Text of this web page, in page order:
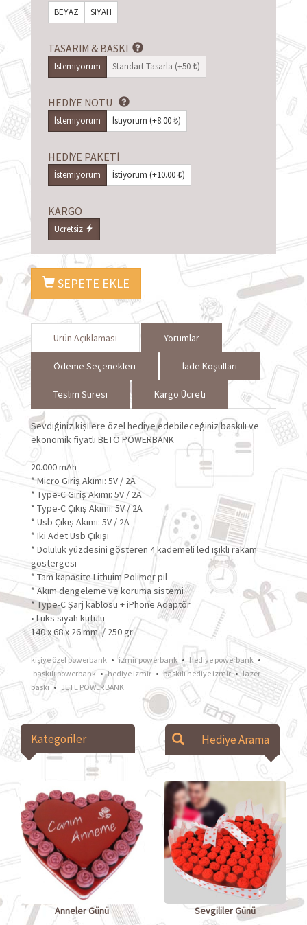
BEYAZ SİYAH
TASARIM & BASKI
İstemiyorum Standart Tasarla (+50 ₺)
HEDİYE NOTU
İstemiyorum İstiyorum (+8.00 ₺)
HEDİYE PAKETİ
İstemiyorum İstiyorum (+10.00 ₺)
KARGO
Ücretsiz
SEPETE EKLE
Ürün Açıklaması Yorumlar
Ödeme Seçenekleri İade Koşulları
Teslim Süresi Kargo Ücreti
Sevdiğiniz kişilere özel hediye edebileceğiniz baskılı ve
ekonomik fiyatlı BETO POWERBANK
20.000 mAh
* Micro Giriş Akımı: 5V / 2A
* Type-C Giriş Akımı: 5V / 2A
* Type-C Çıkış Akımı: 5V / 2A
* Usb Çıkış Akımı: 5V / 2A
* İki Adet Usb Çıkışı
* Doluluk yüzdesini gösteren 4 kademeli led ışıklı rakam
göstergesi
* Tam kapasite Lithuim Polimer pil
* Akım dengeleme ve koruma sistemi
* Type-C Şarj kablosu + iPhone Adaptör
• Lüks siyah kutulu
140 x 68 x 26 mm / 250 gr
kişiye özel powerbank • izmir powerbank• hediye powerbank •
baskılı powerbank •hediye izmir • baskılı hediye izmir•lazer
baskı • JETE POWERBANK
Kategoriler
Anneler Günü Sevgililer Günü